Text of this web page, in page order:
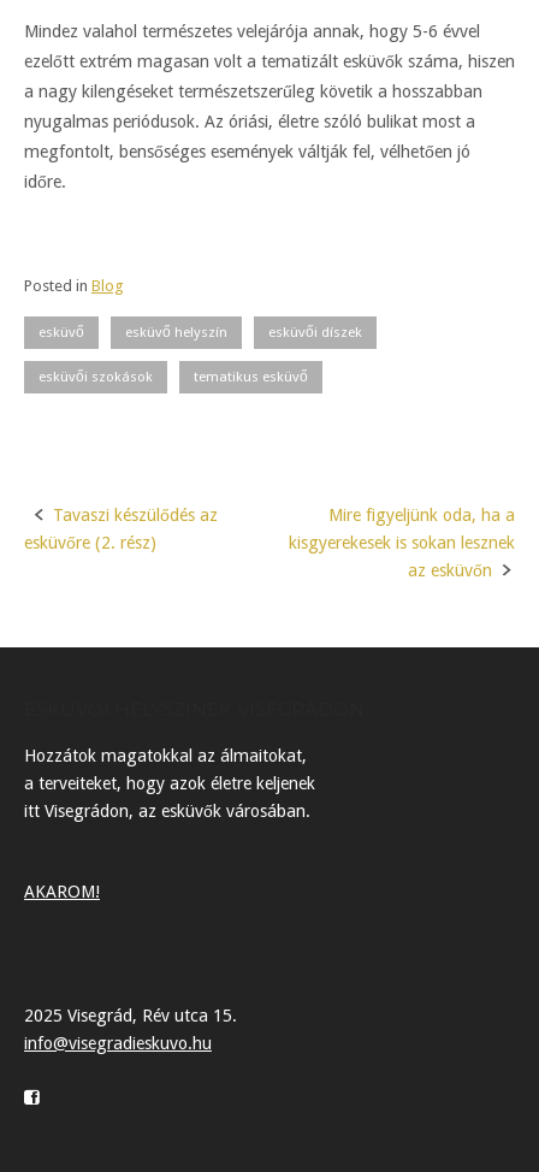
Mindez valahol természetes velejárója annak, hogy 5-6 évvel
ezelőtt extrém magasan volt a tematizált esküvők száma, hiszen
a nagy kilengéseket természetszerűleg követik a hosszabban
nyugalmas periódusok. Az óriási, életre szóló bulikat most a
megfontolt, bensőséges események váltják fel, vélhetően jó
időre.
Posted in Blog
esküvő esküvő helyszín esküvői díszek
esküvői szokások tematikus esküvő
Post
Tavaszi készülődés az
esküvőre (2. rész)
Mire figyeljünk oda, ha a
kisgyerekesek is sokan lesznek
az esküvőn
Hozzátok magatokkal az álmaitokat,
a terveiteket, hogy azok életre keljenek
itt Visegrádon, az esküvők városában.
AKAROM!
2025 Visegrád, Rév utca 15.
info@visegradieskuvo.hu